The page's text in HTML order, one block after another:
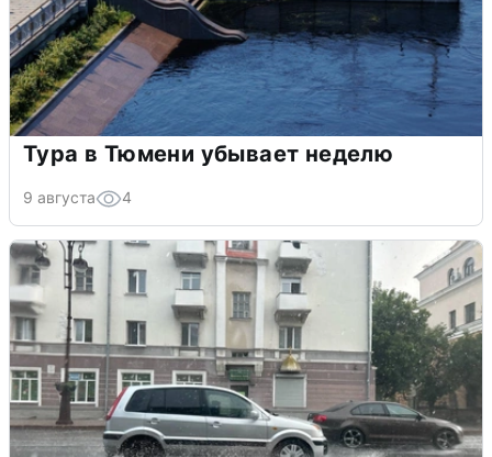
Тура в Тюмени убывает неделю
9 августа 4